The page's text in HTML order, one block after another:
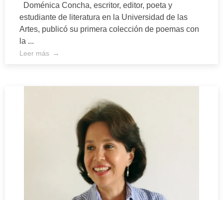
Doménica Concha, escritor, editor, poeta y
estudiante de literatura en la Universidad de las
Artes, publicó su primera colección de poemas con
la ...
Leer más